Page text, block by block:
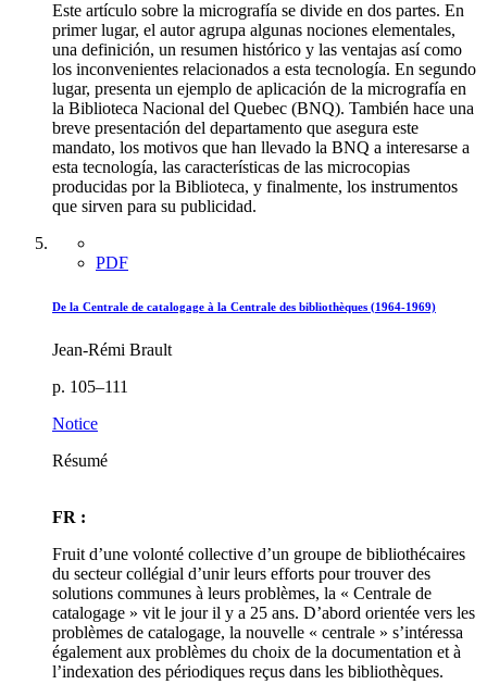
Este artículo sobre la micrografía se divide en dos partes. En
primer lugar, el autor agrupa algunas nociones elementales,
una definición, un resumen histórico y las ventajas así como
los inconvenientes relacionados a esta tecnología. En segundo
lugar, presenta un ejemplo de aplicación de la micrografía en
la Biblioteca Nacional del Quebec (BNQ). También hace una
breve presentación del departamento que asegura este
mandato, los motivos que han llevado la BNQ a interesarse a
esta tecnología, las características de las microcopias
producidas por la Biblioteca, y finalmente, los instrumentos
que sirven para su publicidad.
PDF
De la Centrale de catalogage à la Centrale des bibliothèques (1964-1969)
Jean-Rémi Brault
p. 105–111
Notice
Résumé
FR :
Fruit d’une volonté collective d’un groupe de bibliothécaires
du secteur collégial d’unir leurs efforts pour trouver des
solutions communes à leurs problèmes, la « Centrale de
catalogage » vit le jour il y a 25 ans. D’abord orientée vers les
problèmes de catalogage, la nouvelle « centrale » s’intéressa
également aux problèmes du choix de la documentation et à
l’indexation des périodiques reçus dans les bibliothèques.